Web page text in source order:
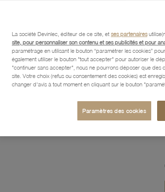
La société Devinlec, éditeur de ce site, et ses partenaires
site, pour personnaliser son contenu et ses publicités et pour
paramétrage en utilisant le bouton “paramétrer les cookies”
également utiliser le bouton "tout accepter" pour autoriser le
"continuer sans accepter", nous ne pourrons déposer que des
site. Votre choix (refus ou consentement des cookies) est
changer d'avis à tout moment en cliquant sur le bouton
Paramètres des cookies